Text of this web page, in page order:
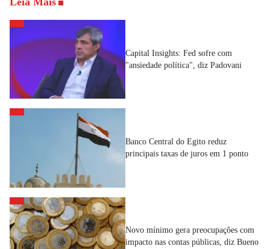
Capital Insights: Fed sofre com
"ansiedade política", diz Padovani
Banco Central do Egito reduz
principais taxas de juros em 1 ponto
Novo mínimo gera preocupações com
impacto nas contas públicas, diz Bueno